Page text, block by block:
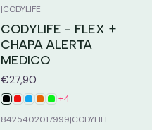
|CODYLIFE
CODYLIFE - FLEX +
CHAPA ALERTA
MEDICO
€27,90
+4
8425402017999|CODYLIFE